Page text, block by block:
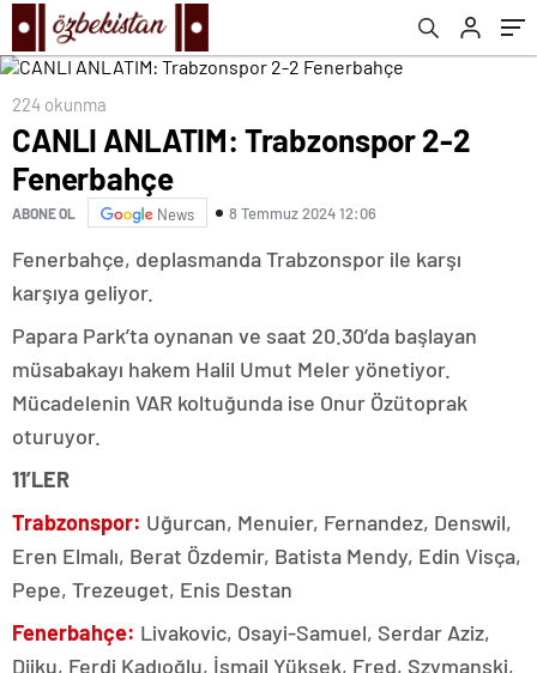
224 okunma
CANLI ANLATIM: Trabzonspor 2-2
Fenerbahçe
ABONE OL News 8 Temmuz 2024 12:06
Fenerbahçe, deplasmanda Trabzonspor ile karşı
karşıya geliyor.
Papara Park’ta oynanan ve saat 20.30’da başlayan
müsabakayı hakem Halil Umut Meler yönetiyor.
Mücadelenin VAR koltuğunda ise Onur Özütoprak
oturuyor.
11’LER
Trabzonspor: Uğurcan, Menuier, Fernandez, Denswil,
Eren Elmalı, Berat Özdemir, Batista Mendy, Edin Visça,
Pepe, Trezeuget, Enis Destan
Fenerbahçe: Livakovic, Osayi-Samuel, Serdar Aziz,
Djiku, Ferdi Kadıoğlu, İsmail Yüksek, Fred, Szymanski,